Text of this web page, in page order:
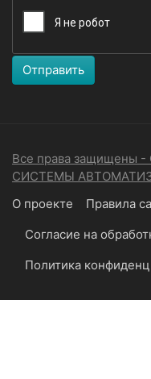
Отправить
Все права
СИСТЕМЫ
О проекте
Правила
Согласие на
Политика